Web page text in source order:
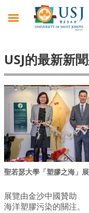
USJ的最新新
聖若瑟大學「塑膠之海」
展覽由金沙中國贊助
海洋塑膠污染的關注。